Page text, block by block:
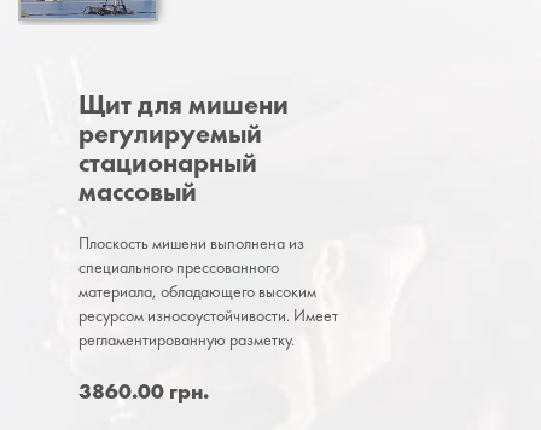
Щит для мишени
регулируемый
стационарный
массовый
Плоскость мишени выполнена из
специального прессованного
материала, обладающего высоким
ресурсом износоустойчивости. Имеет
регламентированную разметку.
3860.00 грн.